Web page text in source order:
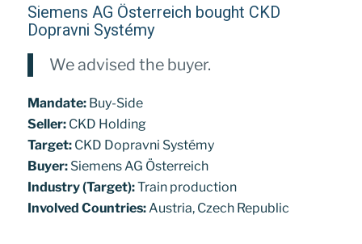
Siemens AG Österreich bought CKD
Dopravni Systémy
We advised the buyer.
Mandate:Buy-Side
Seller:CKD Holding
Target:CKD Dopravni Systémy
Buyer:Siemens AG Österreich
Industry (Target):Train production
Involved Countries:Austria, Czech Republic